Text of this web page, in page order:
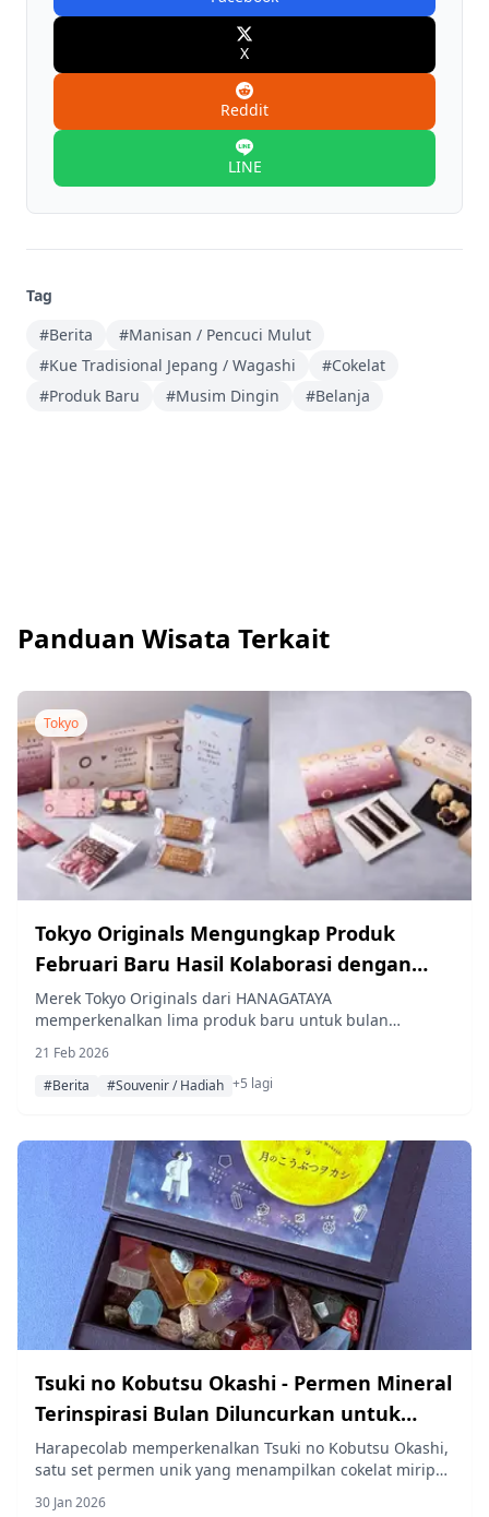
X
Reddit
LINE
Tag
#Berita
#Manisan / Pencuci Mulut
#Kue Tradisional Jepang / Wagashi
#Cokelat
#Produk Baru
#Musim Dingin #Belanja
Panduan Wisata Terkait
Tokyo
Tokyo Originals Mengungkap Produk
Februari Baru Hasil Kolaborasi dengan
PAPABUBBLE, uRn.chAi&TeA, dan Eitaro
Sohonpo
Merek Tokyo Originals dari HANAGATAYA
memperkenalkan lima produk baru untuk bulan
Februari, yang dikembangkan melalui kolaborasi
dengan toko-toko populer di Tokyo, termasuk pembuat
permen artisan PAPABUBBLE, spesialis chai
21 Feb 2026
#Berita
#Souvenir / Hadiah +5 lagi
Tsuki no Kobutsu Okashi - Permen Mineral
Terinspirasi Bulan Diluncurkan untuk
Waktu Terbatas Mulai 30 Januari
Harapecolab memperkenalkan Tsuki no Kobutsu Okashi,
satu set permen unik yang menampilkan cokelat mirip
30 Jan 2026